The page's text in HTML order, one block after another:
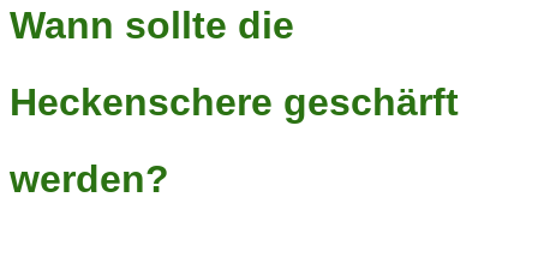
Wann sollte die
Heckenschere geschärft
werden?